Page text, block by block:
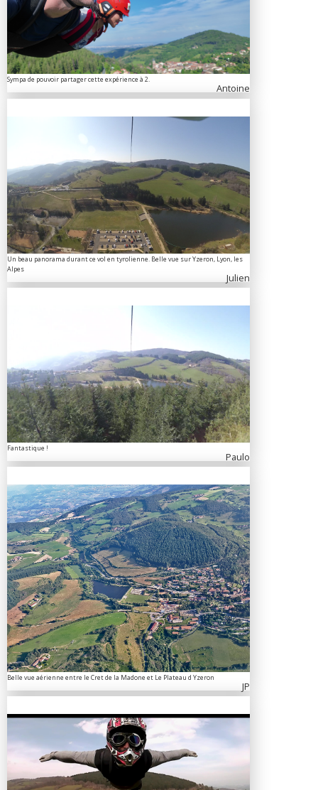
Sympa de pouvoir partager cette expérience à 2.
Antoine
Un beau panorama durant ce vol en tyrolienne. Belle vue sur Yzeron, Lyon, les
Alpes
Julien
Fantastique !
Paulo
Belle vue aérienne entre le Cret de la Madone et Le Plateau d Yzeron
JP